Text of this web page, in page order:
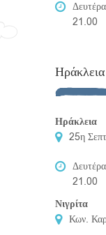
21.00
Ηράκλεια
25η
21.00
Νιγρίτα
Κων.